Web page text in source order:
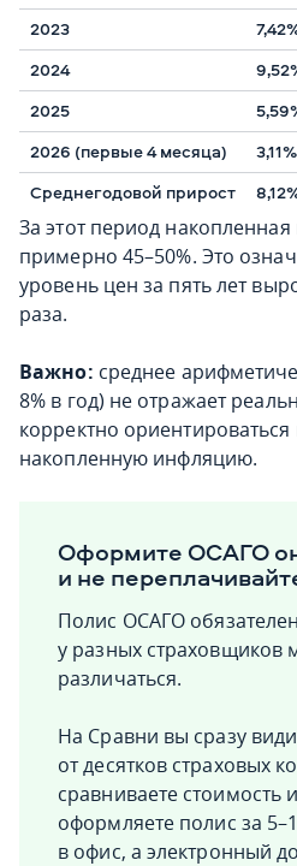
2023
2024
2025
2026 (первые 4 месяца)
3,11%
Среднегодовой прирост
За этот период
примерно 45–50%. Это
уровень цен за пять лет
раза.
Важно: среднее
8% в год) не отражает
корректно
накопленную инфляцию.
Оформите ОСАГО
и не
Полис ОСАГО
у разных страховщиков
различаться.
На Сравни вы сразу
от десятков страховых
сравниваете стоимость
оформляете полис за
в офис, а электронный